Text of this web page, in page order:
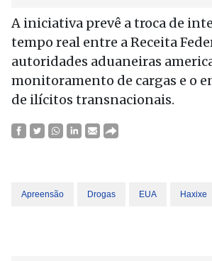
A iniciativa prevê a troca de
tempo real entre a Receita
autoridades aduaneiras
monitoramento de cargas e o
de ilícitos transnacionais.
Apreensão Drogas EUA Haxixe